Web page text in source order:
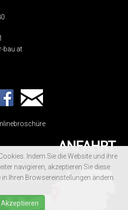
bau.at
ANFAHRT
Indem Sie die Website und ihre
navigieren, akzeptieren Sie diese
Ihren Browsereinstellungen ändern.
Akzeptieren